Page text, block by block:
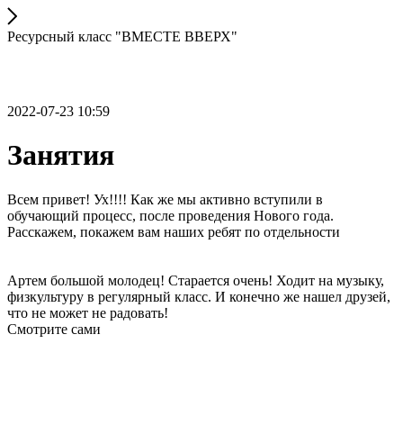
Ресурсный класс "ВМЕСТЕ ВВЕРХ"
2022-07-23 10:59
Занятия
Всем привет! Ух!!!! Как же мы активно вступили в
обучающий процесс, после проведения Нового года.
Расскажем, покажем вам наших ребят по отдельности
Артем большой молодец! Старается очень! Ходит на музыку,
физкультуру в регулярный класс. И конечно же нашел друзей,
что не может не радовать!
Смотрите сами